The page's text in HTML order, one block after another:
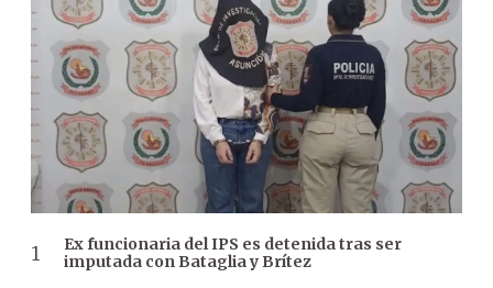
Ex funcionaria del IPS es detenida tras ser
imputada con Bataglia y Brítez